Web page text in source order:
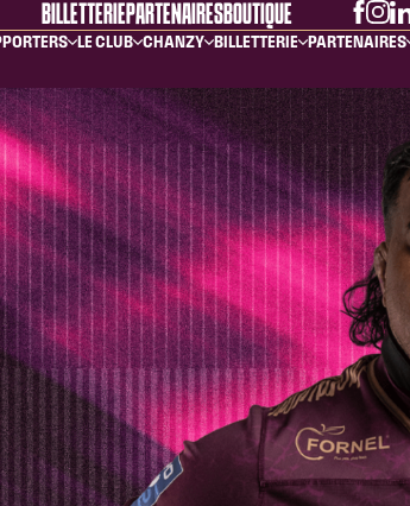
BILLETTERIEPARTENAIRESBOUTIQUE
LE CLUB CHANZY BILLETTERIE PARTENAIRES